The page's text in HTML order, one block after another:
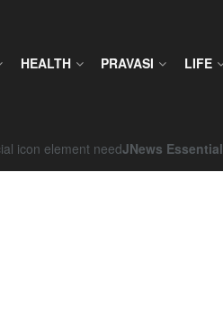
HEALTH PRAVASI LIFE
icon element needJNews Essential